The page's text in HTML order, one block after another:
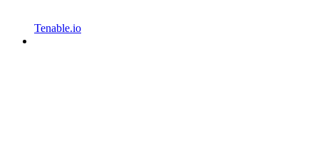
Tenable.io